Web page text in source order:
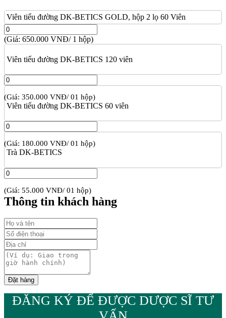
Viên tiểu đường DK-BETICS GOLD, hộp 2 lọ 60 Viên
(Giá: 650.000 VNĐ/ 1 hộp)
Viên tiểu đường DK-BETICS 120 viên
(Giá: 350.000 VNĐ/ 01 hộp)
Viên tiểu đường DK-BETICS 60 viên
(Giá: 180.000 VNĐ/ 01 hộp)
Trà DK-BETICS
(Giá: 55.000 VNĐ/ 01 hộp)
Thông tin khách hàng
ĐĂNG KÝ ĐỂ ĐƯỢC DƯỢC SĨ TƯ